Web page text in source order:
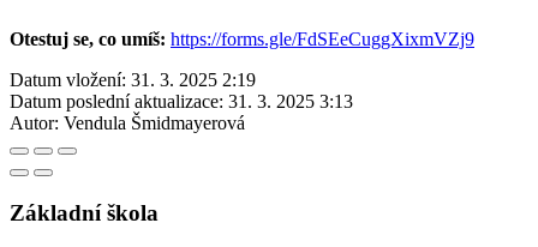
Otestuj se, co umíš: https://forms.gle/FdSEeCuggXixmVZj9
Datum vložení: 31. 3. 2025 2:19
Datum poslední aktualizace: 31. 3. 2025 3:13
Autor: Vendula Šmidmayerová
Základní škola